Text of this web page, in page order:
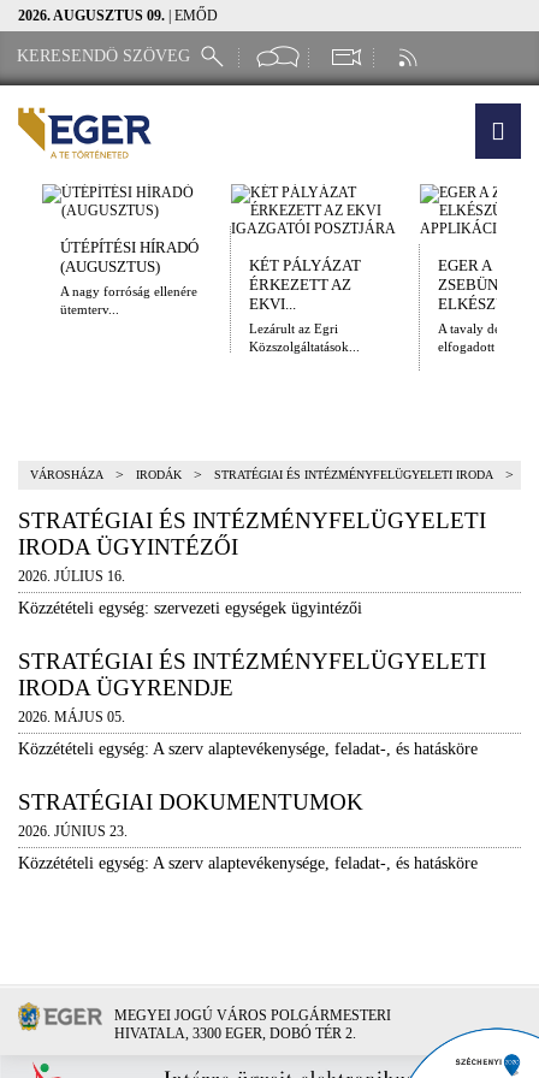
2026. AUGUSZTUS 09. | EMŐD
ÚTÉPÍTÉSI HÍRADÓ
(AUGUSZTUS)
A nagy forróság ellenére
ütemterv...
KÉT PÁLYÁZAT
ÉRKEZETT AZ
EKVI...
Lezárult az Egri
Közszolgáltatások...
EGER A
ELKÉSZÜLT
A tavaly
elfogadott
VÁROSHÁZA > IRODÁK > STRATÉGIAI ÉS INTÉZMÉNYFELÜGYELETI IRODA >
STRATÉGIAI ÉS INTÉZMÉNYFELÜGYELETI
IRODA ÜGYINTÉZŐI
2026. JÚLIUS 16.
Közzétételi egység: szervezeti egységek ügyintézői
STRATÉGIAI ÉS INTÉZMÉNYFELÜGYELETI
IRODA ÜGYRENDJE
2026. MÁJUS 05.
Közzétételi egység: A szerv alaptevékenysége, feladat-, és hatásköre
STRATÉGIAI DOKUMENTUMOK
2026. JÚNIUS 23.
Közzétételi egység: A szerv alaptevékenysége, feladat-, és hatásköre
MEGYEI JOGÚ VÁROS POLGÁRMESTERI
HIVATALA, 3300 EGER, DOBÓ TÉR 2.